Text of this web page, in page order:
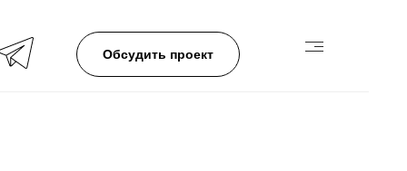
Обсудить проект